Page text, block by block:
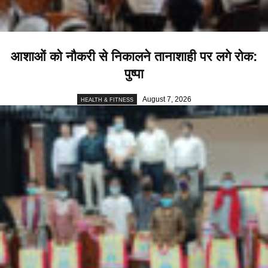
आशाओं को नौकरी से निकालने तानाशाही पर लगे रोक:
पुष्पा
HEALTH & FITNESS August 7, 2026